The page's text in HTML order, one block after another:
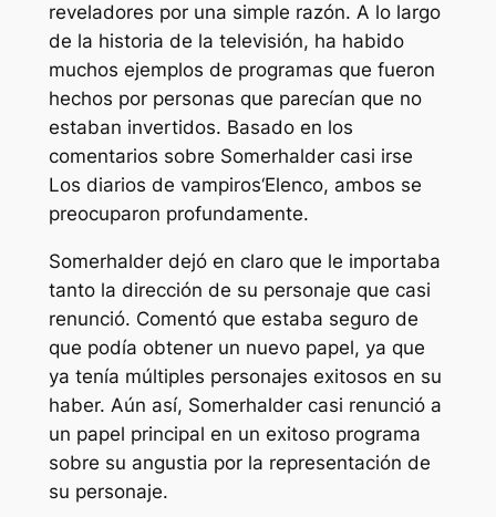
reveladores por una simple razón. A lo largo
de la historia de la televisión, ha habido
muchos ejemplos de programas que fueron
hechos por personas que parecían que no
estaban invertidos. Basado en los
comentarios sobre Somerhalder casi irse
Los diarios de vampiros‘Elenco, ambos se
preocuparon profundamente.
Somerhalder dejó en claro que le importaba
tanto la dirección de su personaje que casi
renunció. Comentó que estaba seguro de
que podía obtener un nuevo papel, ya que
ya tenía múltiples personajes exitosos en su
haber. Aún así, Somerhalder casi renunció a
un papel principal en un exitoso programa
sobre su angustia por la representación de
su personaje.